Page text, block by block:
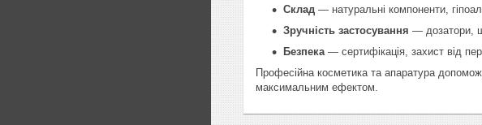
Склад — натуральні компоненти,
Зручність застосування — дозатори,
Безпека — сертифікація, захист від
Професійна косметика та апаратура
максимальним ефектом.